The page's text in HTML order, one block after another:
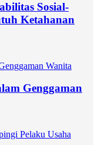
Sosial-
Ketahanan
Genggaman